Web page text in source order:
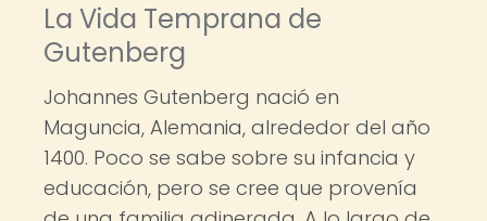
La Vida Temprana de
Gutenberg
Johannes Gutenberg nació en
Maguncia, Alemania, alrededor del año
1400. Poco se sabe sobre su infancia y
educación, pero se cree que provenía